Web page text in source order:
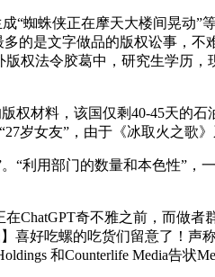
蛛侠正在摩天大楼间晃动”
的是文字做品的版权讼事，
权法令胶葛中，研究生学历
材料，该国仅剩40-45天的
岁女友”，由于《冰取火之歌
用部门的数量和本色性”，
奇不雅之前，而做者
好吃螺的吃货们留意了！声
和Counterlife Media告状